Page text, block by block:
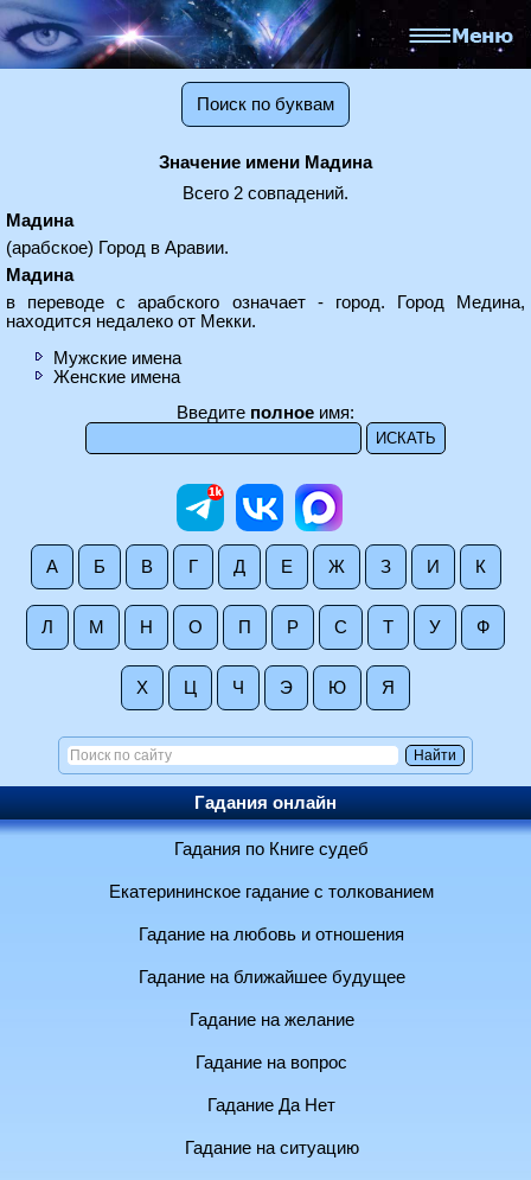
Поиск по буквам
Значение имени Мадина
Всего 2 совпадений.
Мадина
(арабское) Город в Аравии.
Мадина
в переводе с арабского означает - город. Город Медина,
находится недалеко от Мекки.
Мужские имена
Женские имена
Введите полное имя:
А Б В Г Д Е Ж З И К
Л М Н О П Р С Т У Ф
Х Ц Ч Э Ю Я
Гадания онлайн
Гадания по Книге судеб
Екатерининское гадание с толкованием
Гадание на любовь и отношения
Гадание на ближайшее будущее
Гадание на желание
Гадание на вопрос
Гадание Да Нет
Гадание на ситуацию